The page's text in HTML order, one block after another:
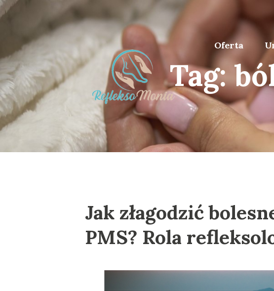
Oferta
Tag:
Jak złagodzić
PMS? Rola